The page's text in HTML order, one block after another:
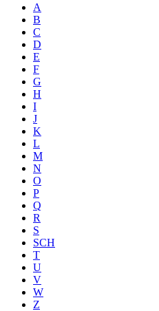
A
B
C
D
E
F
G
H
I
J
K
L
M
N
O
P
Q
R
S
SCH
T
U
V
W
Z